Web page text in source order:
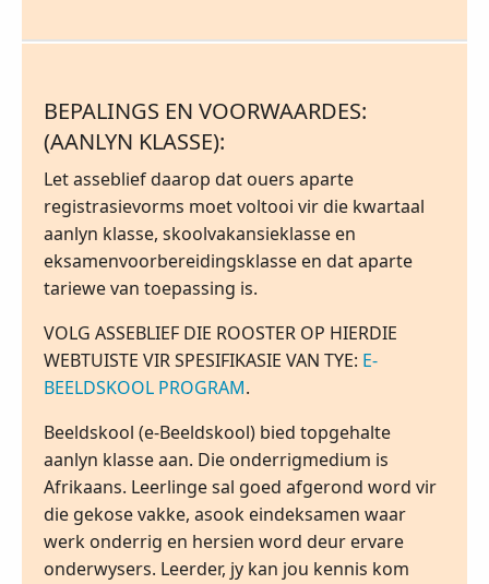
BEPALINGS EN VOORWAARDES:
(AANLYN KLASSE):
Let asseblief daarop dat ouers aparte
registrasievorms moet voltooi vir die kwartaal
aanlyn klasse, skoolvakansieklasse en
eksamenvoorbereidingsklasse en dat aparte
tariewe van toepassing is.
VOLG ASSEBLIEF DIE ROOSTER OP HIERDIE
WEBTUISTE VIR SPESIFIKASIE VAN TYE: E-
BEELDSKOOL PROGRAM.
Beeldskool (e-Beeldskool) bied topgehalte
aanlyn klasse aan. Die onderrigmedium is
Afrikaans. Leerlinge sal goed afgerond word vir
die gekose vakke, asook eindeksamen waar
werk onderrig en hersien word deur ervare
onderwysers. Leerder, jy kan jou kennis kom